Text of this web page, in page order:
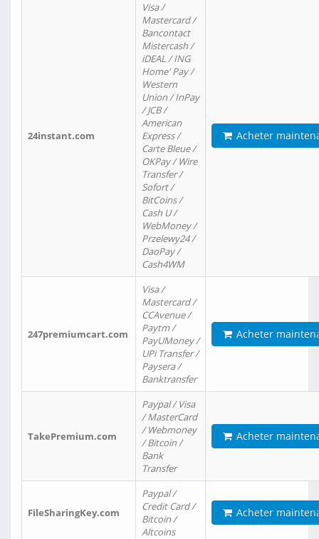
24instant.com
Visa /
Mastercard /
Bancontact
Mistercash /
iDEAL / ING
Home' Pay /
Western
Union / InPay
/ JCB /
American
Express /
Carte Bleue /
OKPay / Wire
Transfer /
Sofort /
BitCoins /
Cash U /
WebMoney /
Przelewy24 /
DaoPay /
Cash4WM
Acheter
247premiumcart.com
Visa /
Mastercard /
CCAvenue /
Paytm /
PayUMoney /
UPi Transfer /
Paysera /
Banktransfer
Acheter
TakePremium.com
Paypal / Visa
/ MasterCard
/ Webmoney
/ Bitcoin /
Bank
Transfer
Acheter
FileSharingKey.com
Paypal /
Credit Card /
Bitcoin /
Altcoins
Acheter